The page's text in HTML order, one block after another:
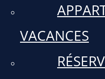
VACANCES